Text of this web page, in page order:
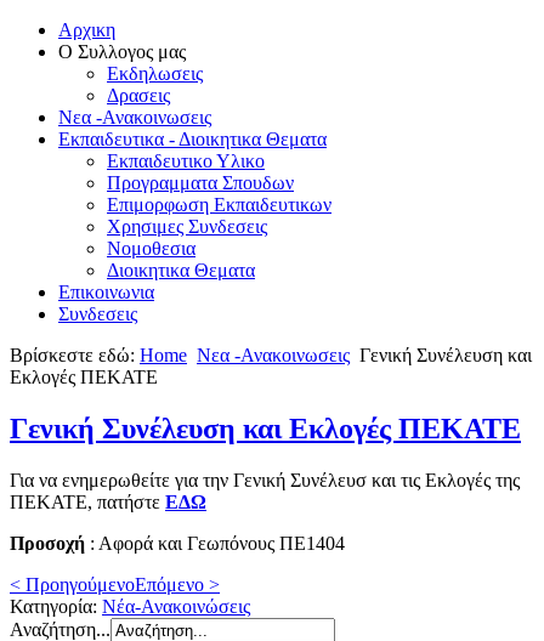
Αρχικη
Ο Συλλογος μας
Εκδηλωσεις
Δρασεις
Νεα -Ανακοινωσεις
Εκπαιδευτικα - Διοικητικα Θεματα
Εκπαιδευτικο Υλικο
Προγραμματα Σπουδων
Επιμορφωση Εκπαιδευτικων
Χρησιμες Συνδεσεις
Νομοθεσια
Διοικητικα Θεματα
Επικοινωνια
Συνδεσεις
Βρίσκεστε εδώ: Home Νεα -Ανακοινωσεις Γενική Συνέλευση και
Εκλογές ΠΕΚΑΤΕ
Γενική Συνέλευση και Εκλογές ΠΕΚΑΤΕ
Για να ενημερωθείτε για την Γενική Συνέλευσ και τις Εκλογές της
ΠΕΚΑΤΕ, πατήστε ΕΔΩ
Προσοχή : Αφορά και Γεωπόνους ΠΕ1404
< ΠροηγούμενοΕπόμενο >
Κατηγορία: Νέα-Ανακοινώσεις
Αναζήτηση...